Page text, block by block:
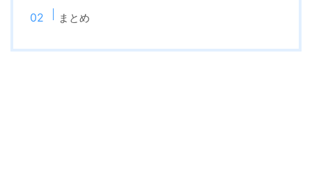
まとめ